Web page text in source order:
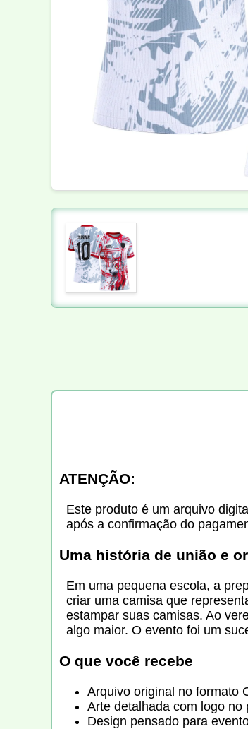
ATENÇÃO:
Este produto é um arquivo
após a confirmação do
Uma história de união e
Em uma pequena escola, a
criar uma camisa que
estampar suas camisas. Ao
algo maior. O evento foi um
O que você recebe
Arquivo original no formato
Arte detalhada com logo
Design pensado para